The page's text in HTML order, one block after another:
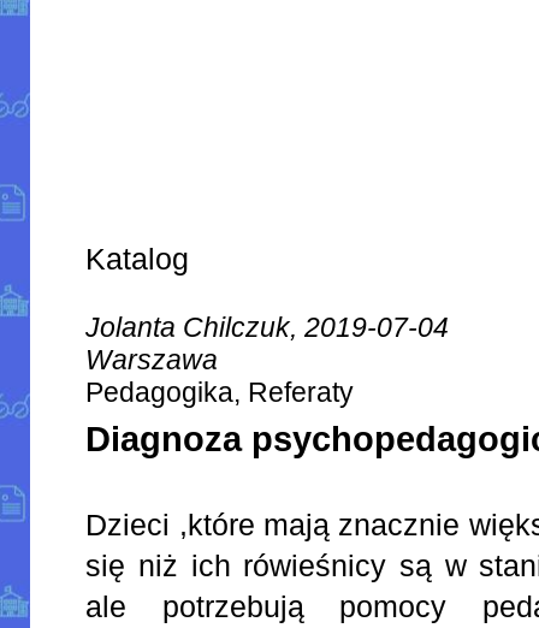
Katalog
Jolanta Chilczuk, 2019-07-04
Warszawa
Pedagogika, Referaty
Diagnoza
Dzieci ,które mają znacznie
się niż ich rówieśnicy są w
ale potrzebują pomocy